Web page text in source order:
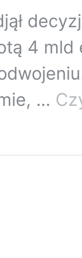
4 mld
…